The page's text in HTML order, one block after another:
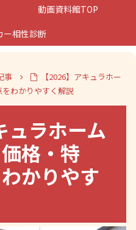
動画資料館TOP
ー相性診断
事
【2026】アキュラホー
わかりやすく解説
ュラホーム
格・特
かりやす